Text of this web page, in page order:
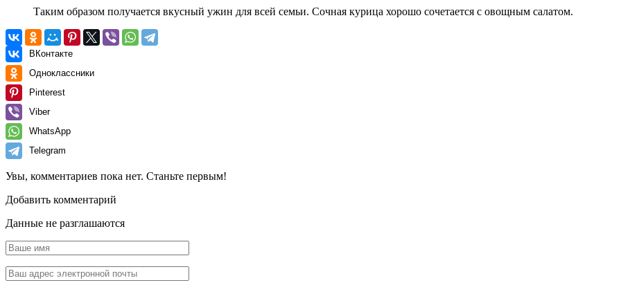
Таким образом получается вкусный ужин для всей семьи. Сочная курица хорошо сочетается с овощным салатом.
ВКонтакте
Одноклассники
Pinterest
Viber
WhatsApp
Telegram
Увы, комментариев пока нет. Станьте первым!
Добавить комментарий
Данные не разглашаются